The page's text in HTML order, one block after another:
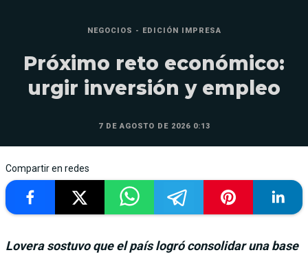
NEGOCIOS - EDICIÓN IMPRESA
Próximo reto económico:
urgir inversión y empleo
7 DE AGOSTO DE 2026 0:13
Compartir en redes
Lovera sostuvo que el país logró consolidar una base